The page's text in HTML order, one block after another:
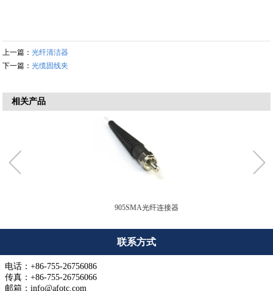
上一篇：光纤清洁器
下一篇：光缆固线夹
相关产品
905SMA光纤连接器
联系方式
电话：+86-755-26756086
传真：+86-755-26756066
邮箱：info@afotc.com